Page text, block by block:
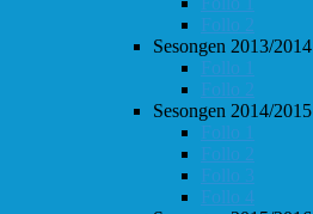
Follo 2
Sesongen 2013/2014
Follo 1
Follo 2
Sesongen 2014/2015
Follo 1
Follo 2
Follo 3
Follo 4